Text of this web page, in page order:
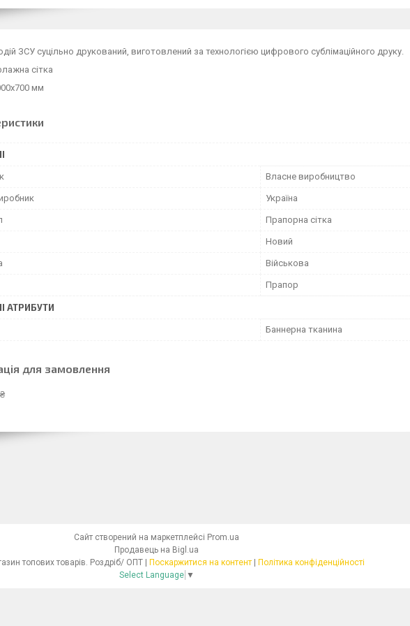
ЗСУ суцільно друкований, виготовлений за технологією цифрового сублімаційного друку.
сітка
мм
Власне виробництво
Україна
Прапорна сітка
Новий
Військова
Прапор
АТРИБУТИ
Баннерна тканина
для замовлення
Сайт створений на маркетплейсі Prom.ua
Продавець на Bigl.ua
Інтернет - магазин топових товарів. Роздріб/ ОПТ | Поскаржитися на контент | Політика конфіденційності
Select Language ▼